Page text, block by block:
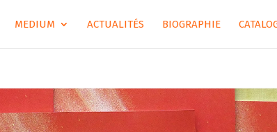
MEDIUM ACTUALITÉS BIOGRAPHIE